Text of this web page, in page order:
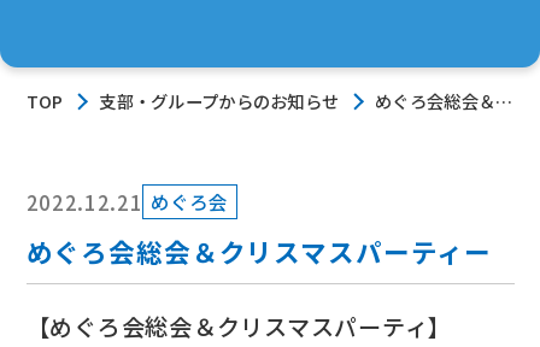
TOP 支部・グループからのお知らせ
めぐろ会総会＆ク
2022.12.21 めぐろ会
めぐろ会総会＆クリスマスパーティー
【めぐろ会総会＆クリスマスパーティ】